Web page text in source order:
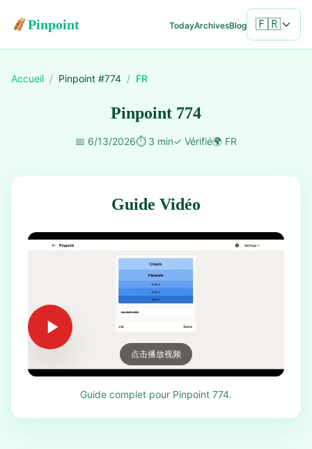
Pinpoint TodayArchivesBlog 🇫🇷
Accueil / Pinpoint #774 / FR
Pinpoint 774
📅 6/13/2026⏱️ 3 min✓ Vérifié🌍 FR
Guide Vidéo
点击播放视频
Guide complet pour Pinpoint 774.